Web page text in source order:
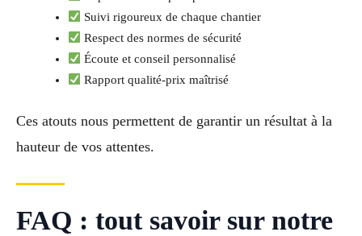
Suivi rigoureux de chaque chantier
Respect des normes de sécurité
Écoute et conseil personnalisé
Rapport qualité-prix maîtrisé
Ces atouts nous permettent de garantir un résultat à la
hauteur de vos attentes.
FAQ : tout savoir sur notre